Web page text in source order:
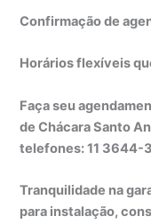
Confirmação de
Horários flexíveis
Faça seu
de Chácara Santo
telefones: 11 3644-
Tranquilidade na
para instalação,